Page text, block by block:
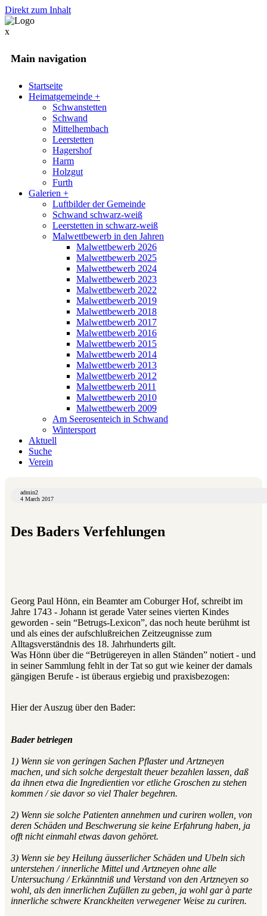
Direkt zum Inhalt
x
Main navigation
Startseite
Heimatgemeinde +
Schwanstetten
Schwand
Mittelhembach
Leerstetten
Hagershof
Harm
Holzgut
Furth
Galerien +
Luftbilder der Gemeinde
Schwand schwarz-weiß
Leerstetten in schwarz-weiß
Malwettbewerb in den Jahren
Malwettbewerb 2026
Malwettbewerb 2025
Malwettbewerb 2024
Malwettbewerb 2023
Malwettbewerb 2022
Malwettbewerb 2019
Malwettbewerb 2018
Malwettbewerb 2017
Malwettbewerb 2016
Malwettbewerb 2015
Malwettbewerb 2014
Malwettbewerb 2013
Malwettbewerb 2012
Malwettbewerb 2011
Malwettbewerb 2010
Malwettbewerb 2009
Am Seerosenteich in Schwand
Wintersport
Aktuell
Suche
Verein
admin2
4 March 2017
Des Baders Verfehlungen
Georg Paul Hönn, ein Beamter am Coburger Hof, schreibt im
Jahre 1743 - Johann ist gerade Vater seines vierten Kindes
geworden - sein “Betrugs-Lexicon”, das noch heute berühmt ist
und als eines der aufschlußreichen Zeitzeugnisse zum
Alltagsverständnis des 18. Jahrhunderts gilt.
Was Hönn über die “Betrügereyen in allen Ständen” notiert - und
in seiner Sammlung fehlt in der Tat so gut wie keiner der damals
gängigen Berufe - ist überaus ergiebig und praxisbezogen:
Hier der Auszug über den Bader:
Bader betriegen
1) Wenn sie von geringen Sachen Pflaster und Artzneyen
machen, und sich solche dergestalt theuer bezahlen lassen, daß
da ihnen etwa die Ingredientien vor etliche Groschen zu stehen
kommen / sie davor so viel Thaler begehren.
2) Wenn sie solche Patienten annehmen und curiren wollen, von
deren Schäden und Beschwerung sie keine Erfahrung haben, ja
offt nicht einmahl etwas davon gehöret.
3) Wenn sie bey Heilung äusserlicher Schäden und Ubeln sich
unterstehen / innerliche Mittel und Artzneyen ohne alle
Untersuchung / Erkänntniß und Verstand von den Artzneyen so
wohl, als den innerlichen Zufällen zu geben, ja wohl gar à parte
innerliche schwere Kranckheiten verwegener Weise zu curiren.